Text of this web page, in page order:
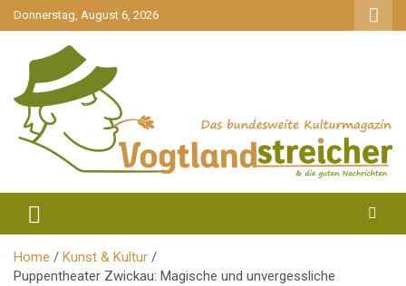
gehe
zum
Donnerstag, August 6, 2026
Vogtlandstreicher
Home
Kunst & Kultur
Puppentheater Zwickau: Magische und unvergessliche